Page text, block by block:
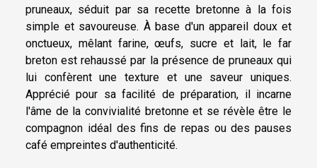
pruneaux, séduit par sa recette bretonne à la fois
simple et savoureuse. À base d'un appareil doux et
onctueux, mêlant farine, œufs, sucre et lait, le far
breton est rehaussé par la présence de pruneaux qui
lui confèrent une texture et une saveur uniques.
Apprécié pour sa facilité de préparation, il incarne
l'âme de la convivialité bretonne et se révèle être le
compagnon idéal des fins de repas ou des pauses
café empreintes d'authenticité.